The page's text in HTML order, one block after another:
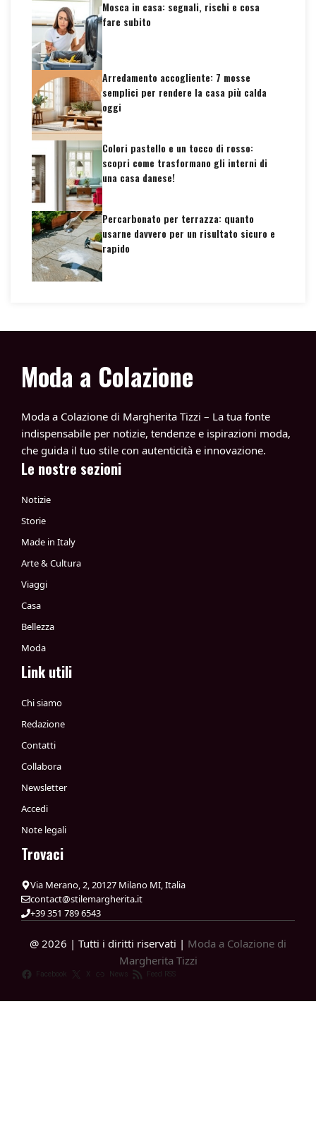
Mosca in casa: segnali, rischi e cosa
fare subito
Arredamento accogliente: 7 mosse
semplici per rendere la casa più calda
oggi
Colori pastello e un tocco di rosso:
scopri come trasformano gli interni di
una casa danese!
Percarbonato per terrazza: quanto
usarne davvero per un risultato sicuro e
rapido
Moda a Colazione
Moda a Colazione di Margherita Tizzi – La tua fonte
indispensabile per notizie, tendenze e ispirazioni moda,
che guida il tuo stile con autenticità e innovazione.
Le nostre sezioni
Notizie
Storie
Made in Italy
Arte & Cultura
Viaggi
Casa
Bellezza
Moda
Link utili
Chi siamo
Redazione
Contatti
Collabora
Newsletter
Accedi
Note legali
Trovaci
Via Merano, 2, 20127 Milano MI, Italia
contact@stilemargherita.it
+39 351 789 6543
@ 2026 | Tutti i diritti riservati | Moda a Colazione di
Margherita Tizzi
Facebook X News Feed RSS